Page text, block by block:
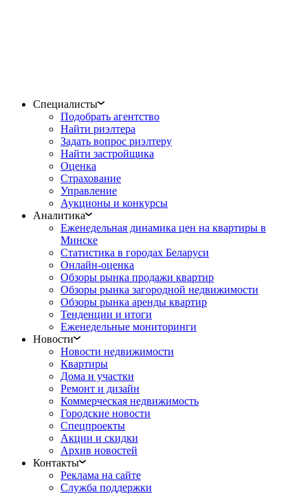
Специалисты
Подобрать агентство
Найти риэлтера
Задать вопрос риэлтеру
Найти застройщика
Оценка
Страхование
Управление
Аукционы и конкурсы
Аналитика
Еженедельная динамика цен на квартиры в
Минске
Статистика в городах Беларуси
Онлайн-оценка
Обзоры рынка продажи квартир
Обзоры рынка загородной недвижимости
Обзоры рынка аренды квартир
Тенденции и итоги
Еженедельные мониторинги
Новости
Новости недвижимости
Квартиры
Дома и участки
Ремонт и дизайн
Коммерческая недвижимость
Городские новости
Спецпроекты
Акции и скидки
Архив новостей
Контакты
Реклама на сайте
Служба поддержки